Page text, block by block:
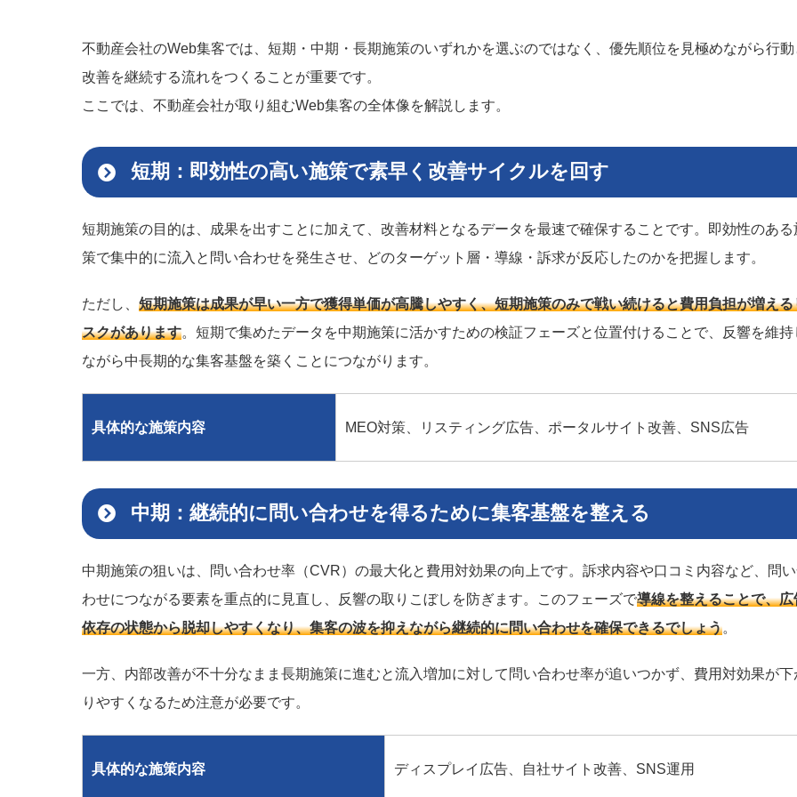
不動産会社のWeb集客では、短期・中期・長期施策のいずれかを選ぶのではなく、優先順位を見極めながら行動
改善を継続する流れをつくることが重要です。
ここでは、不動産会社が取り組むWeb集客の全体像を解説します。
短期：即効性の高い施策で素早く改善サイクルを回す
短期施策の目的は、成果を出すことに加えて、改善材料となるデータを最速で確保することです。即効性のある
策で集中的に流入と問い合わせを発生させ、どのターゲット層・導線・訴求が反応したのかを把握します。
ただし、 短期施策は成果が早い一方で獲得単価が高騰しやすく、短期施策のみで戦い続けると費用負担が増える
スクがあります。短期で集めたデータを中期施策に活かすための検証フェーズと位置付けることで、反響を維持
ながら中長期的な集客基盤を築くことにつながります。
具体的な施策内容 MEO対策、リスティング広告、ポータルサイト改善、SNS広告
中期：継続的に問い合わせを得るために集客基盤を整える
中期施策の狙いは、問い合わせ率（CVR）の最大化と費用対効果の向上です。訴求内容や口コミ内容など、問
わせにつながる要素を重点的に見直し、反響の取りこぼしを防ぎます。このフェーズで導線を整えることで、広
依存の状態から脱却しやすくなり、集客の波を抑えながら継続的に問い合わせを確保できるでしょう。
一方、内部改善が不十分なまま長期施策に進むと流入増加に対して問い合わせ率が追いつかず、費用対効果が下
りやすくなるため注意が必要です。
具体的な施策内容 ディスプレイ広告、自社サイト改善、SNS運用